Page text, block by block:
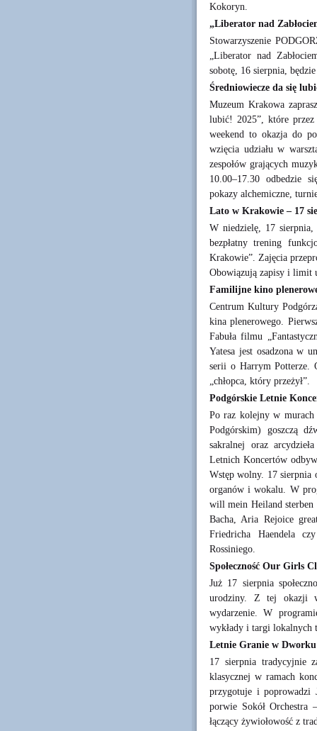
Kokoryn.
„Liberator nad
Stowarzyszenie
„Liberator nad
sobotę, 16 sierpnia,
Średniowiecze da się
Muzeum Krakowa
lubić! 2025”, które przez
weekend to okazja do
wzięcia udziału w
zespołów grających
10.00–17.30 odbedzie
pokazy alchemiczne,
Lato w Krakowie – 17
W niedzielę, 17 sierpnia,
bezpłatny trening
Krakowie”. Zajęcia
Obowiązują zapisy i limit
Familijne kino
Centrum Kultury
kina plenerowego.
Fabuła filmu
Yatesa jest osadzona w
serii o Harrym Potterze.
„chłopca, który przeżył”.
Podgórskie Letnie
Po raz kolejny w murach
Podgórskim) goszczą
sakralnej oraz
Letnich Koncertów
Wstęp wolny. 17 sierpnia
organów i wokalu. W
will mein Heiland sterben
Bacha, Aria Rejoice
Friedricha Haendela
Rossiniego.
Społeczność Our Girls
Już 17 sierpnia
urodziny. Z tej okazji
wydarzenie. W
wykłady i targi lokalnych
Letnie Granie w
17 sierpnia tradycyjnie
klasycznej w ramach
przygotuje i poprowadzi
porwie Sokół Orchestra
łączący żywiołowość z